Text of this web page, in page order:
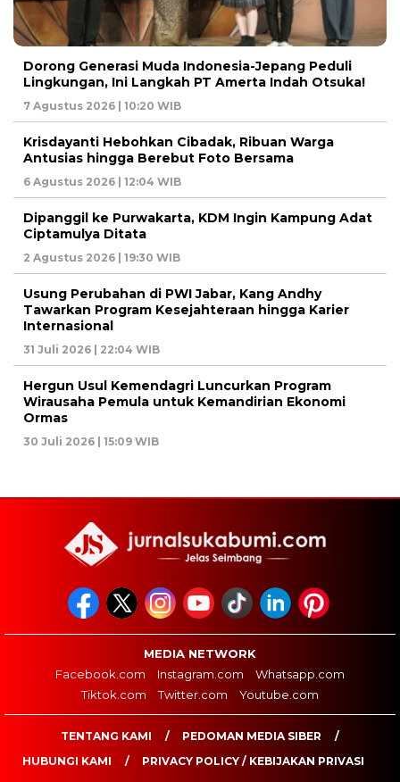
Dorong Generasi Muda Indonesia-Jepang Peduli
Lingkungan, Ini Langkah PT Amerta Indah Otsuka!
7 Agustus 2026 | 10:20 WIB
Krisdayanti Hebohkan Cibadak, Ribuan Warga
Antusias hingga Berebut Foto Bersama
6 Agustus 2026 | 12:04 WIB
Dipanggil ke Purwakarta, KDM Ingin Kampung Adat
Ciptamulya Ditata
2 Agustus 2026 | 19:30 WIB
Usung Perubahan di PWI Jabar, Kang Andhy
Tawarkan Program Kesejahteraan hingga Karier
Internasional
31 Juli 2026 | 22:04 WIB
Hergun Usul Kemendagri Luncurkan Program
Wirausaha Pemula untuk Kemandirian Ekonomi
Ormas
30 Juli 2026 | 15:09 WIB
MEDIA NETWORK
Facebook.com
Instagram.com
Whatsapp.com
Tiktok.com
Twitter.com Youtube.com
TENTANG KAMI
PEDOMAN MEDIA SIBER
HUBUNGI KAMI
PRIVACY POLICY / KEBIJAKAN PRIVASI